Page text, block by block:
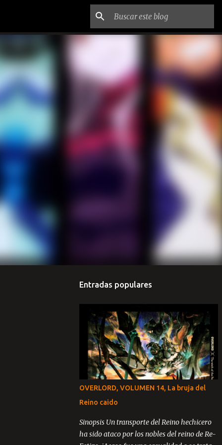
Entradas populares
OVERLORD, VOLUMEN 14, La bruja del
Reino caido
Sinopsis Un transporte del Reino hechicero
ha sido ataco por los nobles del reino de Re-